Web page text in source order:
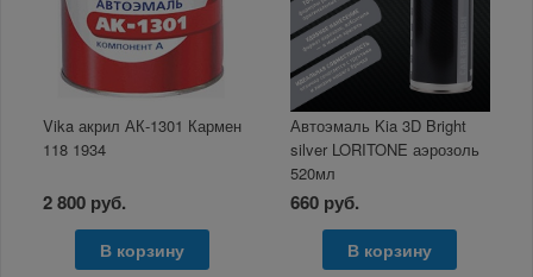
Vika акрил АК-1301 Кармен
118 1934
2 800 руб.
В корзину
Автоэмаль Kia 3D Bright
silver LORITONE аэрозоль
520мл
660 руб.
В корзину